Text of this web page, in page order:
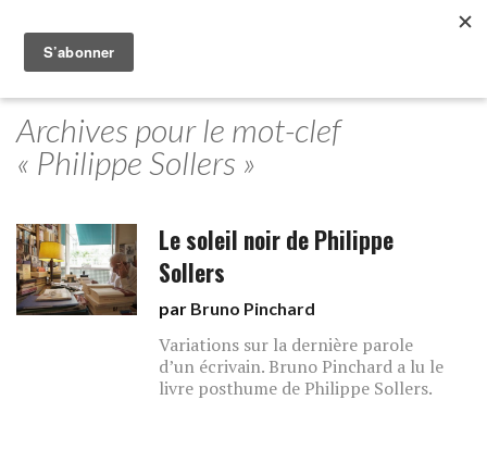
Archives pour le mot-clef
« Philippe Sollers »
Le soleil noir de Philippe
Sollers
par Bruno Pinchard
Variations sur la dernière parole
d’un écrivain. Bruno Pinchard a lu le
livre posthume de Philippe Sollers.